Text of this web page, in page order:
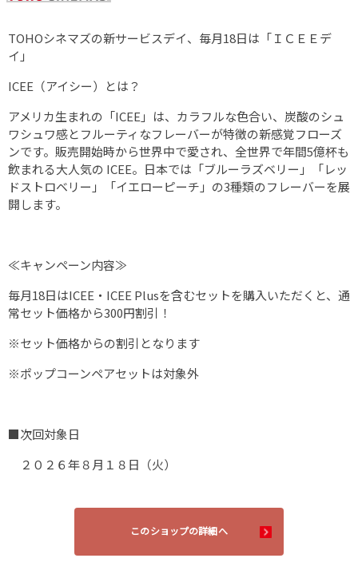
TOHOシネマズの新サービスデイ、毎月18日は「ＩＣＥＥデ
イ」
ICEE（アイシー）とは？
アメリカ生まれの「ICEE」は、カラフルな色合い、炭酸のシュ
ワシュワ感とフルーティなフレーバーが特徴の新感覚フローズ
ンです。販売開始時から世界中で愛され、全世界で年間5億杯も
飲まれる大人気の ICEE。日本では「ブルーラズベリー」「レッ
ドストロベリー」「イエローピーチ」の3種類のフレーバーを展
開します。
≪キャンペーン内容≫
毎月18日はICEE・ICEE Plusを含むセットを購入いただくと、通
常セット価格から300円割引！
※セット価格からの割引となります
※ポップコーンペアセットは対象外
■次回対象日
２０２６年８月１８日（火）
このショップの詳細へ